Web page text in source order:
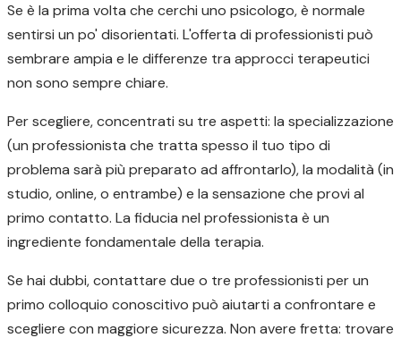
Se è la prima volta che cerchi uno psicologo, è normale
sentirsi un po' disorientati. L'offerta di professionisti può
sembrare ampia e le differenze tra approcci terapeutici
non sono sempre chiare.
Per scegliere, concentrati su tre aspetti: la specializzazione
(un professionista che tratta spesso il tuo tipo di
problema sarà più preparato ad affrontarlo), la modalità (in
studio, online, o entrambe) e la sensazione che provi al
primo contatto. La fiducia nel professionista è un
ingrediente fondamentale della terapia.
Se hai dubbi, contattare due o tre professionisti per un
primo colloquio conoscitivo può aiutarti a confrontare e
scegliere con maggiore sicurezza. Non avere fretta: trovare